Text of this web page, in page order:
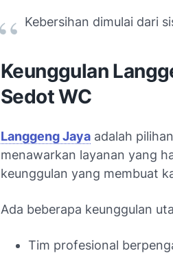
Kebersihan dimulai dari
Keunggulan
Sedot WC
Langgeng Jaya adalah
menawarkan layanan yang
keunggulan yang membuat
Ada beberapa keunggulan
Tim profesional